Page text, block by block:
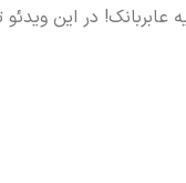
در این ویدئو